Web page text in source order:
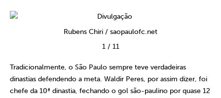
Rubens Chiri / saopaulofc.net
1/ 11
Tradicionalmente, o São Paulo sempre teve verdadeiras
dinastias defendendo a meta. Waldir Peres, por assim dizer, foi
chefe da 10ª dinastia, fechando o gol são-paulino por quase 12